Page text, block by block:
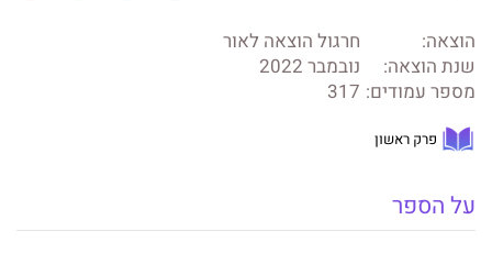
הוצאה:
חרגול הוצאה לאור
שנת הוצאה:
נובמבר 2022
מספר עמודים: 317
פרק ראשון
על הספר